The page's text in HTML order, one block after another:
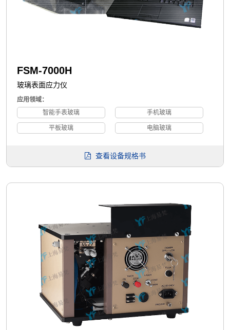
FSM-7000H
玻璃表面应力仪
应用领域：
智能手表玻璃
手机玻璃
平板玻璃 电脑玻璃
查看设备规格书